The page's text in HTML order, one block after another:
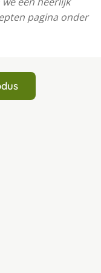
pagina onder